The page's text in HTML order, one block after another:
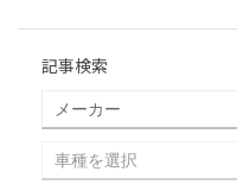
記事検索